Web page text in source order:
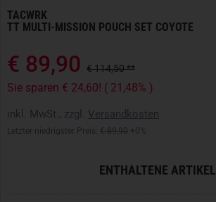
TACWRK
TT MULTI-MISSION POUCH SET COYOTE
€ 89,90 € 114,50 **
Sie sparen € 24,60! ( 21,48% )
inkl. MwSt., zzgl. Versandkosten
Letzter niedrigster Preis: € 89,90 +0%
ENTHALTENE ARTIKEL